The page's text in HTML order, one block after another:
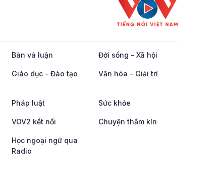
Bàn và luận Đời sống - Xã hội
Giáo dục - Đào tạo Văn hóa - Giải trí
Pháp luật Sức khỏe
VOV2 kết nối Chuyện thầm kín
Học ngoại ngữ qua
Radio